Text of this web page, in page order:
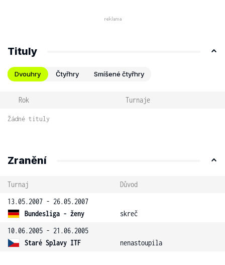
Tituly
Dvouhry Čtyřhry Smíšené čtyřhry
Rok Turnaje
Žádné tituly
Zranění
Turnaj
Důvod
13.05.2007 - 26.05.2007
Bundesliga - ženy
skreč
10.06.2005 - 21.06.2005
Staré Splavy ITF
nenastoupila